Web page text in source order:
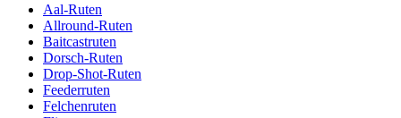
Aal-Ruten
Allround-Ruten
Baitcastruten
Dorsch-Ruten
Drop-Shot-Ruten
Feederruten
Felchenruten